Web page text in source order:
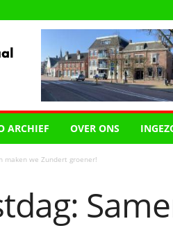
ARCHIEF OVER ONS
maken we Zundert groener!